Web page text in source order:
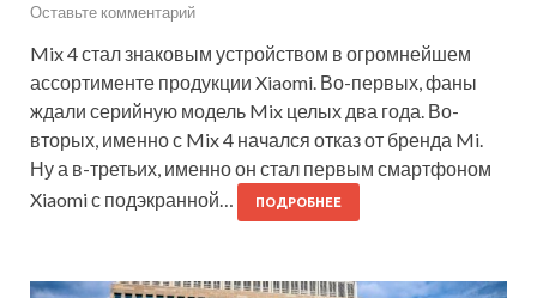
Оставьте комментарий
Mix 4 стал знаковым устройством в огромнейшем
ассортименте продукции Xiaomi. Во-первых, фаны
ждали серийную модель Mix целых два года. Во-
вторых, именно с Mix 4 начался отказ от бренда Mi.
Ну а в-третьих, именно он стал первым смартфоном
Xiaomi с подэкранной…
ПОДРОБНЕЕ